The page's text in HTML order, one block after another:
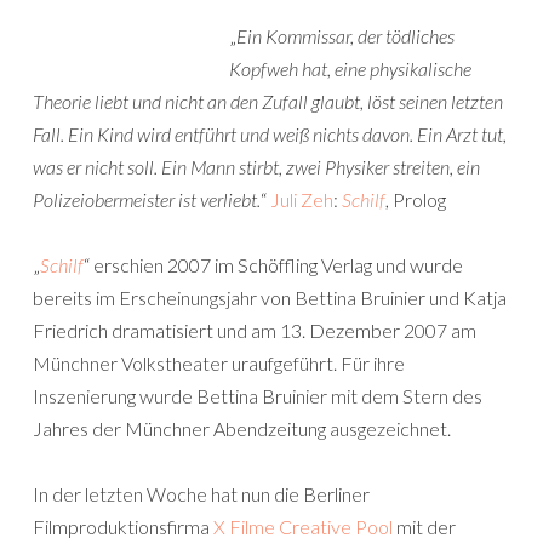
„Ein Kommissar, der tödliches
Kopfweh hat, eine physikalische
Theorie liebt und nicht an den Zufall glaubt, löst seinen letzten
Fall. Ein Kind wird entführt und weiß nichts davon. Ein Arzt tut,
was er nicht soll. Ein Mann stirbt, zwei Physiker streiten, ein
Polizeiobermeister ist verliebt.“ Juli Zeh: Schilf, Prolog
„Schilf“ erschien 2007 im Schöffling Verlag und wurde
bereits im Erscheinungsjahr von Bettina Bruinier und Katja
Friedrich dramatisiert und am 13. Dezember 2007 am
Münchner Volkstheater uraufgeführt. Für ihre
Inszenierung wurde Bettina Bruinier mit dem Stern des
Jahres der Münchner Abendzeitung ausgezeichnet.
In der letzten Woche hat nun die Berliner
Filmproduktionsfirma X Filme Creative Pool mit der